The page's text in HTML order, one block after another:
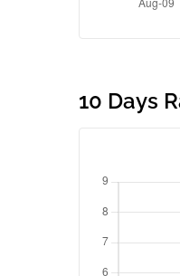
10 Days